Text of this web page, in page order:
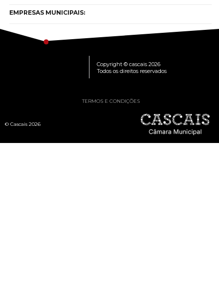
EMPRESAS MUNICIPAIS:
Copyright © cascais 2026
Todos os direitos reservados
TERMOS E CONDIÇÕES
© Cascais 2026